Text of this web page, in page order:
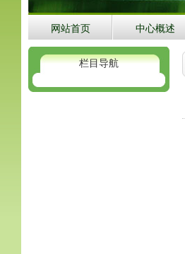
网站首页 中心概述
栏目导航